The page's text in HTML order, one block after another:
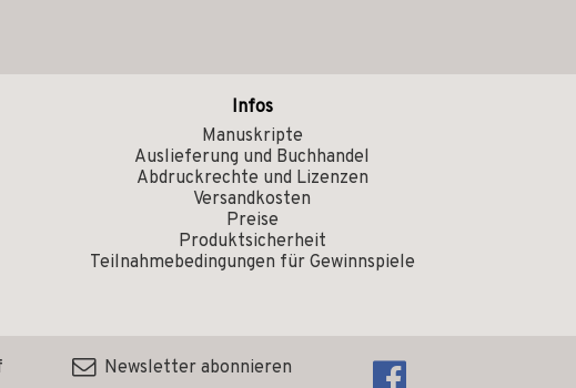
Infos
Manuskripte
Auslieferung und Buchhandel
Abdruckrechte und Lizenzen
Versandkosten
Preise
Produktsicherheit
Teilnahmebedingungen für Gewinnspiele
Newsletter abonnieren